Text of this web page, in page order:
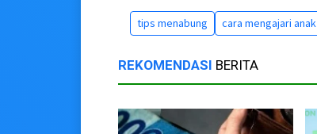
tips menabung cara mengajari anak
REKOMENDASI BERITA